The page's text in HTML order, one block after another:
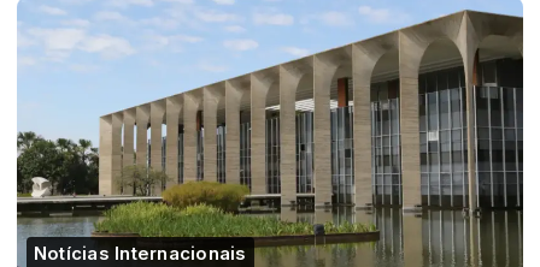
Notícias Internacionais